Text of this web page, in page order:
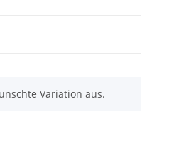
Variation aus.